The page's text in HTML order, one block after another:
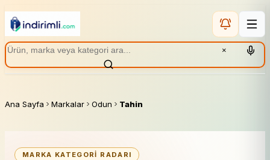
×
Ana Sayfa Markalar Odun Tahin
MARKA KATEGORI RADARI